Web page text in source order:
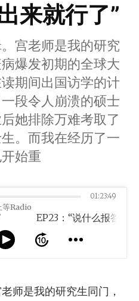
来就行了”
宫老师是我的研究
爆发初期的全球大
期间出国访学的计
段令人崩溃的硕士
她排除万难考取了
。而我在经历了一
始重
等Radio
01:23:49
师是我的研究生同门，